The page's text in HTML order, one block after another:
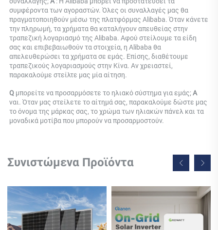
συμφέροντα των αγοραστών. Όλες οι συναλλαγές μας θα
πραγματοποιηθούν μέσω της πλατφόρμας Alibaba. Όταν κάνετε
την πληρωμή, τα χρήματα θα καταλήγουν απευθείας στην
τραπεζική λογαριασμό της Alibaba. Αφού στείλουμε τα είδη
σας και επιβεβαιωθούν τα στοιχεία, η Alibaba θα
απελευθερώσει τα χρήματα σε εμάς. Επίσης, διαθέτουμε
τραπεζικούς λογαριασμούς στην Κίνα. Αν χρειαστεί,
παρακαλούμε στείλτε μας μία αίτηση.
Q μπορείτε να προσαρμόσετε το ηλιακό σύστημα για εμάς;
ναι. Όταν μας στείλετε το αίτημά σας, παρακαλούμε δώστε μας
το όνομα της μάρκας σας, το χρώμα των ηλιακών πάνελ και τα
μοναδικά μοτίβα που μπορούν να προσαρμοστούν.
Συνιστώμενα Προϊόντα